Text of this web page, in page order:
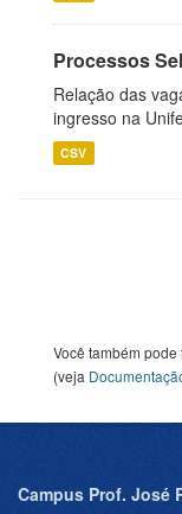
Processos
Relação das
ingresso na
CSV
Você também
(veja
Campus Prof. José